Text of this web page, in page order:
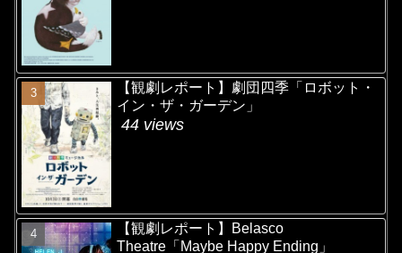
【観劇レポート】劇団四季「ロボット・
イン・ザ・ガーデン」
44 views
【観劇レポート】Belasco
Theatre「Maybe Happy Ending」